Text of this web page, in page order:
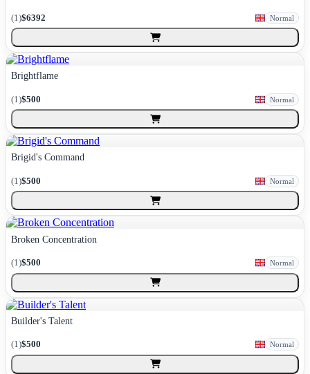
(1)$6392 Normal
Brightflame
(1)$500 Normal
Brigid's Command
(1)$500 Normal
Broken Concentration
(1)$500 Normal
Builder's Talent
(1)$500 Normal